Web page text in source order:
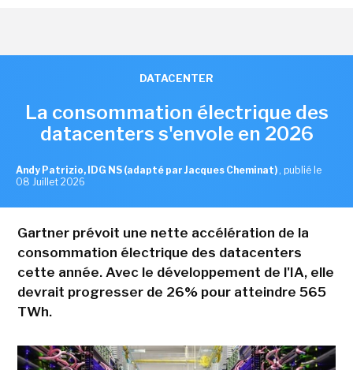
DATACENTER
La consommation électrique des
datacenters s'envole en 2026
Andy Patrizio, IDG NS (adapté par Jacques Cheminat) , publié le
08 Juillet 2026
Gartner prévoit une nette accélération de la
consommation électrique des datacenters
cette année. Avec le développement de l'IA, elle
devrait progresser de 26% pour atteindre 565
TWh.